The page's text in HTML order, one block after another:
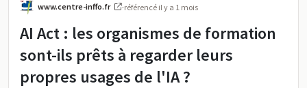
www.centre-inffo.fr ·référencé il y a 1 mois
AI Act : les organismes de formation
sont-ils prêts à regarder leurs
propres usages de l'IA ?